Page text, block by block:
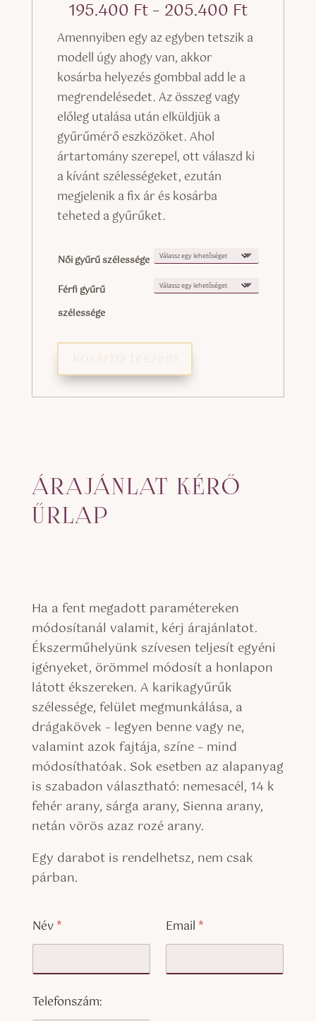
195.400 Ft– 205.400 Ft
195.400
-
Amennyiben egy az egyben tetszik a
modell úgy ahogy van, akkor
kosárba helyezés gombbal add le a
megrendelésedet. Az összeg vagy
előleg utalása után elküldjük a
gyűrűmérő eszközöket. Ahol
ártartomány szerepel, ott válaszd ki
a kívánt szélességeket, ezután
megjelenik a fix ár és kosárba
teheted a gyűrűket.
Női gyűrű szélessége
Férfi gyűrű
szélessége
ÁRAJÁNLAT KÉRŐ
ŰRLAP
Ha a fent megadott paramétereken
módosítanál valamit, kérj árajánlatot.
Ékszerműhelyünk szívesen teljesít egyéni
igényeket, örömmel módosít a honlapon
látott ékszereken. A karikagyűrűk
szélessége, felület megmunkálása, a
drágakövek – legyen benne vagy ne,
valamint azok fajtája, színe – mind
módosíthatóak. Sok esetben az alapanyag
is szabadon választható: nemesacél, 14 k
fehér arany, sárga arany, Sienna arany,
netán vörös azaz rozé arany.
Egy darabot is rendelhetsz, nem csak
párban.
Név* Email *
Telefonszám: